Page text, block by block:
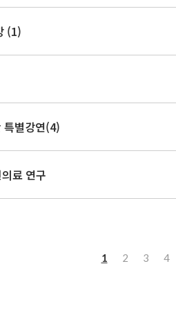
(1)
특별강연(4)
료 연구
1 2 3 4